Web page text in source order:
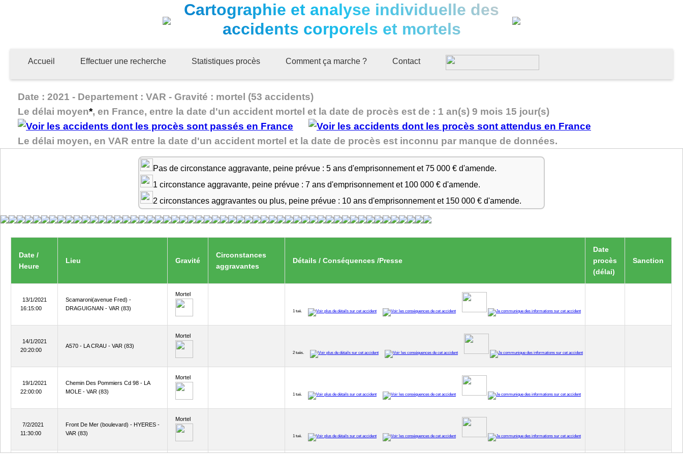
Cartographie et analyse individuelle des
accidents corporels et mortels
Accueil Effectuer une recherche Statistiques procès Comment ça marche ? Contact
Date : 2021 - Departement : VAR - Gravité : mortel (53 accidents)
Le délai moyen*, en France, entre la date d'un accident mortel et la date de procès est de : 1 an(s) 9 mois 15 jour(s)
Le délai moyen, en VAR entre la date d'un accident mortel et la date de procès est inconnu par manque de données.
Pas de circonstance aggravante, peine prévue : 5 ans d'emprisonnement et 75 000 € d'amende.
1 circonstance aggravante, peine prévue : 7 ans d'emprisonnement et 100 000 € d'amende.
2 circonstances aggravantes ou plus, peine prévue : 10 ans d'emprisonnement et 150 000 € d'amende.
Date /
Heure
Lieu Gravité
Circonstances
aggravantes
Détails / Conséquences /Presse
Date
procès
(délai)
Sanction
13/1/2021
16:15:00
Scamaroni(avenue Fred) -
DRAGUIGNAN - VAR (83)
Mortel
1 tué.
14/1/2021
20:20:00
A570 - LA CRAU - VAR (83)
Mortel
2 tués.
19/1/2021
22:00:00
Chemin Des Pommiers Cd 98 - LA
MOLE - VAR (83)
Mortel
1 tué.
7/2/2021
11:30:00
Front De Mer (boulevard) - HYERES -
VAR (83)
Mortel
1 tué.